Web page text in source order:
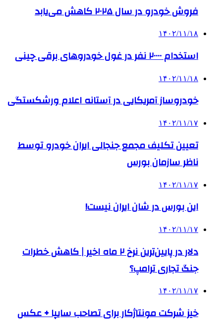
فروش خودرو در سال ۲۰۲۵ کاهش می‌یابد
۱۴۰۲/۱۱/۱۸
استخدام ۲۰۰۰۰ نفر در غول خودروهای برقی چینی
۱۴۰۲/۱۱/۱۸
خودروساز آمریکایی در آستانه اعلام ورشکستگی
۱۴۰۲/۱۱/۱۷
تعیین تکلیف مجمع جنجالی ایران خودرو توسط
ناظر سازمان بورس
۱۴۰۲/۱۱/۱۷
این بورس در شان ایران نیست!
۱۴۰۲/۱۱/۱۷
دلار در پایین‌ترین نرخ ۲ ماه اخیر | کاهش خطرات
جنگ تجاری ترامپ؟
۱۴۰۲/۱۱/۱۷
خیز شرکت مونتاژکار برای تصاحب سایپا + عکس